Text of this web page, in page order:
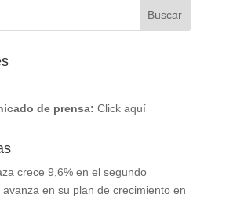
de prensa: Click aquí
crece 9,6% en el segundo
en su plan de crecimiento en